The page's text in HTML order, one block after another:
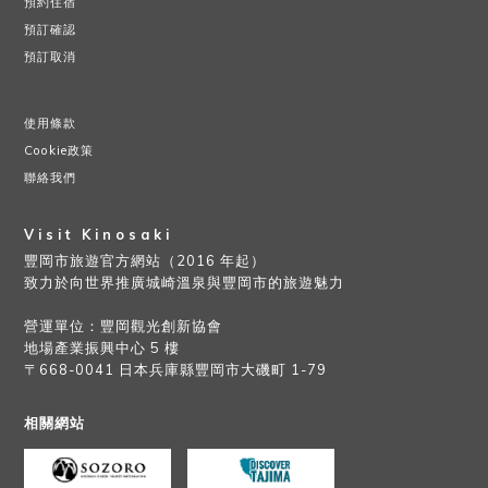
預訂確認
預訂取消
使用條款
Cookie政策
聯絡我們
Visit Kinosaki
豐岡市旅遊官方網站（2016 年起）
致力於向世界推廣城崎溫泉與豐岡市的旅遊魅力
營運單位：豐岡觀光創新協會
地場產業振興中心 5 樓
〒668-0041 日本兵庫縣豐岡市大磯町 1-79
相關網站